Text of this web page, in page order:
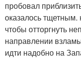
пробовал
оказалось тщетным.
чтобы отторгнуть
направлении
идти надобно на